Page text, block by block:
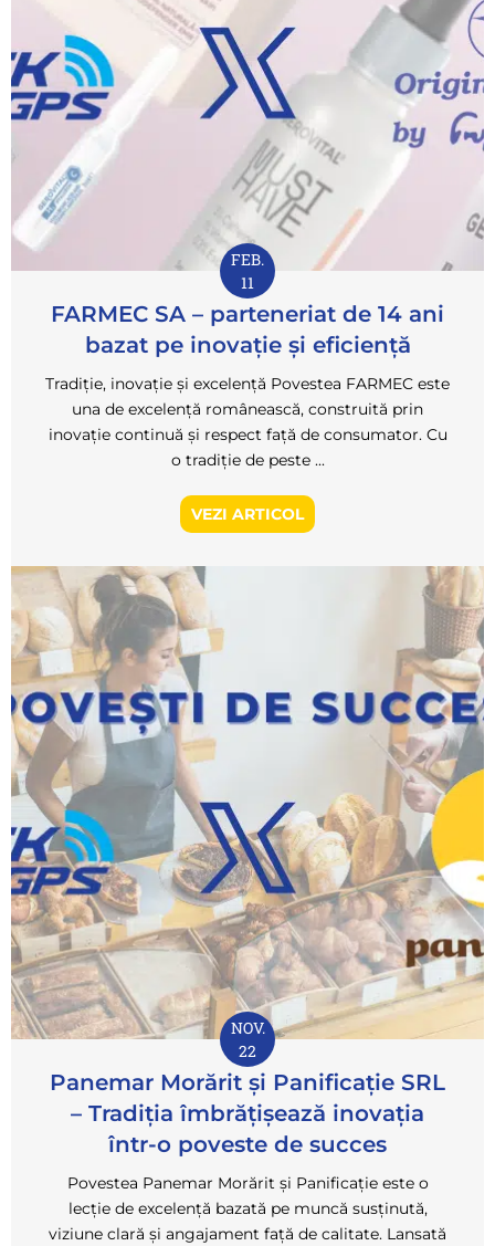
FEB.
11
FARMEC SA – parteneriat de 14 ani
bazat pe inovație și eficiență
Tradiție, inovație și excelență Povestea FARMEC este
una de excelență românească, construită prin
inovație continuă și respect față de consumator. Cu
o tradiție de peste ...
VEZI ARTICOL
NOV.
22
Panemar Morărit și Panificație SRL
– Tradiția îmbrățișează inovația
într-o poveste de succes
Povestea Panemar Morărit și Panificație este o
lecție de excelență bazată pe muncă susținută,
viziune clară și angajament față de calitate. Lansată